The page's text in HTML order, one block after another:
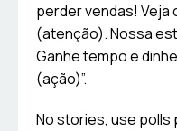
perder vendas! Veja
(atenção). Nossa
Ganhe tempo e
(ação)”.
No stories, use polls